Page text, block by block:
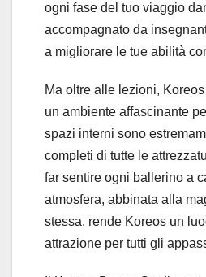
ogni fase del tuo viaggio
accompagnato da
a migliorare le tue abilità
Ma oltre alle lezioni,
un ambiente affascinante
spazi interni sono
completi di tutte le
far sentire ogni ballerino a
atmosfera, abbinata alla
stessa, rende Koreos un
attrazione per tutti gli